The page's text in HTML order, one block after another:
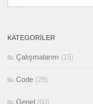
KATEGORILER
Çalışmalarım (15)
Code (29)
Genel (60)